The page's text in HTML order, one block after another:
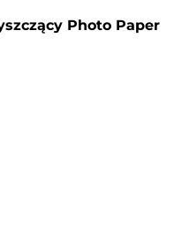
Photo Paper